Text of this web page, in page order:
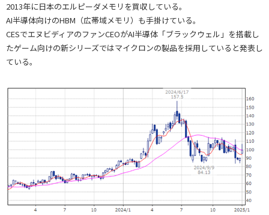
2013年に日本のエルピーダメモリを買収している。
AI半導体向けのHBM（広帯域メモリ）も手掛けている。
CESでエヌビディアのファンCEOがAI半導体「ブラックウェル」を搭載し
たゲーム向けの新シリーズではマイクロンの製品を採用していると発表し
ている。